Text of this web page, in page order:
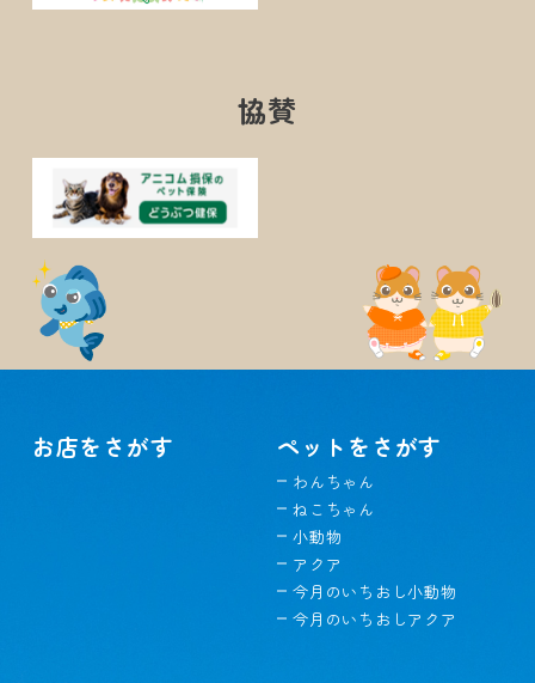
協賛
お店をさがす ペットをさがす
わんちゃん
ねこちゃん
小動物
アクア
今月のいちおし小動物
今月のいちおしアクア